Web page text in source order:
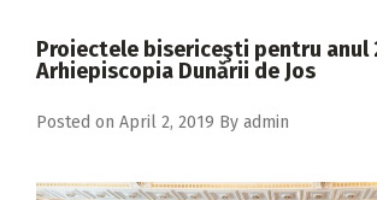
2017
2014
Proiectele bisericeşti pentru anul
Arhiepiscopia Dunării de Jos
Posted on April 2, 2019 By admin